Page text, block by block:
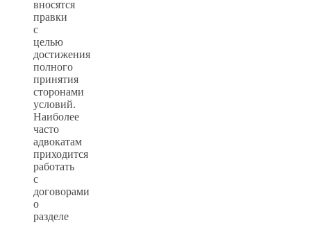
вносятся
правки
с
целью
достижения
полного
принятия
сторонами
условий.
Наиболее
часто
адвокатам
приходится
работать
с
договорами
о
разделе